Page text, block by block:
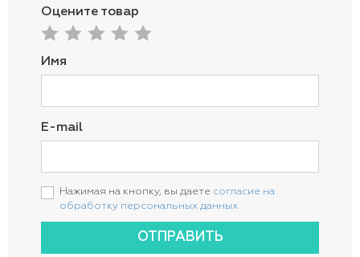
Оцените товар
Имя
E-mail
Нажимая на кнопку, вы даете согласие на
обработку персональных данных
ОТПРАВИТЬ